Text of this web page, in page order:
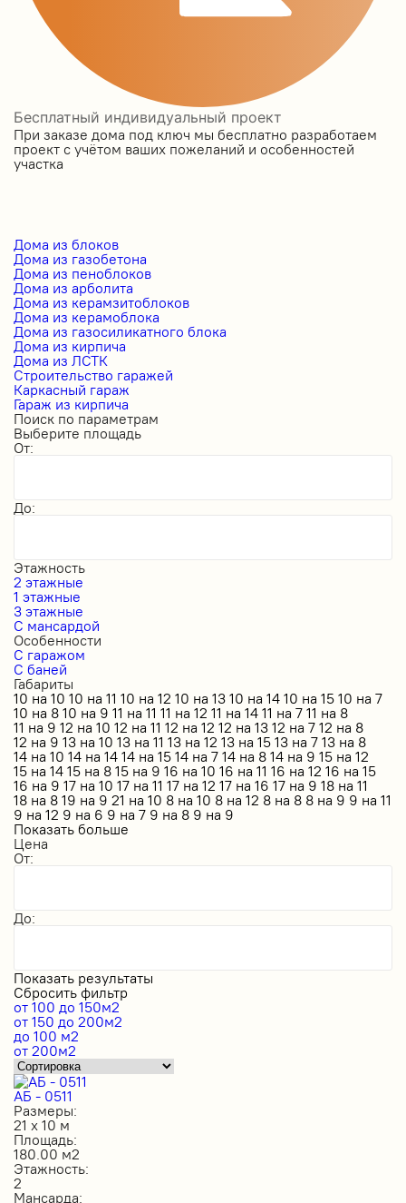
Бесплатный индивидуальный проект
При заказе дома под ключ мы бесплатно разработаем
проект с учётом ваших пожеланий и особенностей
участка
Дома из блоков
Дома из газобетона
Дома из пеноблоков
Дома из арболита
Дома из керамзитоблоков
Дома из керамоблока
Дома из газосиликатного блока
Дома из кирпича
Дома из ЛСТК
Строительство гаражей
Каркасный гараж
Гараж из кирпича
Поиск по параметрам
Выберите площадь
От:
До:
Этажность
2 этажные
1 этажные
3 этажные
С мансардой
Особенности
С гаражом
С баней
Габариты
10 на 10 10 на 11 10 на 12 10 на 13 10 на 14 10 на 15 10 на 7
10 на 8 10 на 9 11 на 11 11 на 12 11 на 14 11 на 7 11 на 8
11 на 9 12 на 10 12 на 11 12 на 12 12 на 13 12 на 7 12 на 8
12 на 9 13 на 10 13 на 11 13 на 12 13 на 15 13 на 7 13 на 8
14 на 10 14 на 14 14 на 15 14 на 7 14 на 8 14 на 9 15 на 12
15 на 14 15 на 8 15 на 9 16 на 10 16 на 11 16 на 12 16 на 15
16 на 9 17 на 10 17 на 11 17 на 12 17 на 16 17 на 9 18 на 11
18 на 8 19 на 9 21 на 10 8 на 10 8 на 12 8 на 8 8 на 9 9 на 11
9 на 12 9 на 6 9 на 7 9 на 8 9 на 9
Показать больше
Цена
От:
До:
Показать результаты
Сбросить фильтр
от 100 до 150м2
от 150 до 200м2
до 100 м2
от 200м2
АБ - 0511
Размеры:
21 х 10 м
Площадь:
180.00 м2
Этажность:
2
Мансарда: